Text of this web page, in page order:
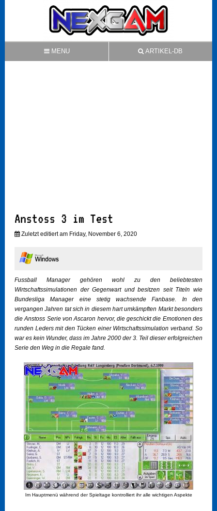
MENU ARTIKEL-DB
Anstoss 3 im Test
Zuletzt editiert am Friday, November 6, 2020
Fussball Manager gehören wohl zu den beliebtesten
Wirtschaftssimulationen der Gegenwart und besitzen seit Titeln wie
Bundesliga Manager eine stetig wachsende Fanbase. In den
vergangen Jahren tat sich in diesem hart umkämpften Markt besonders
die Anstoss Serie von Ascaron hervor, die geschickt die Emotionen des
runden Leders mit den Tücken einer Wirtschaftssimulation verband. So
war es kein Wunder, dass im Jahre 2000 der 3. Teil dieser erfolgreichen
Serie den Weg in die Regale fand.
Im Hauptmenü während der Spieltage kontrolliert ihr alle wichtigen Aspekte